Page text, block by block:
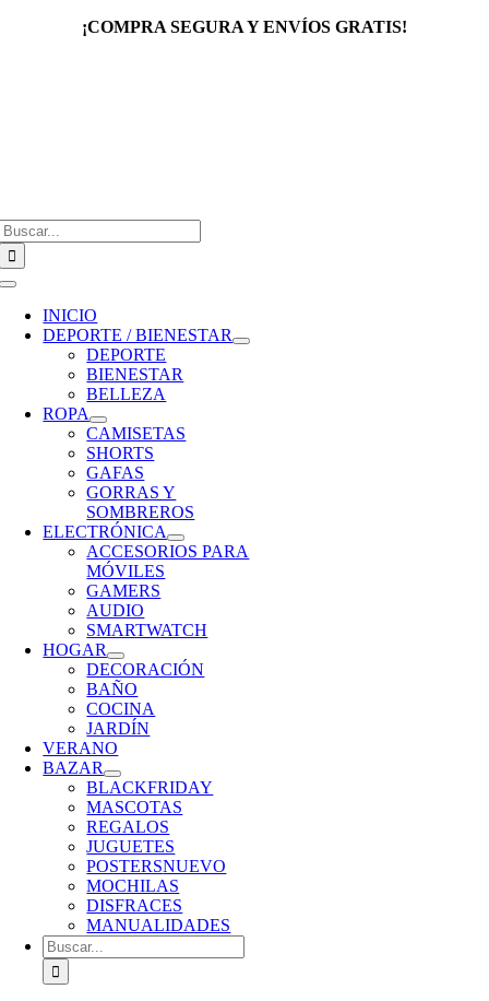
¡COMPRA SEGURA Y ENVÍOS GRATIS!
Toggle
Navigation
INICIO
DEPORTE / BIENESTAR
DEPORTE
BIENESTAR
BELLEZA
ROPA
CAMISETAS
SHORTS
GAFAS
GORRAS Y
SOMBREROS
ELECTRÓNICA
ACCESORIOS PARA
MÓVILES
GAMERS
AUDIO
SMARTWATCH
HOGAR
DECORACIÓN
BAÑO
COCINA
JARDÍN
VERANO
BAZAR
BLACKFRIDAY
MASCOTAS
REGALOS
JUGUETES
POSTERSNUEVO
MOCHILAS
DISFRACES
MANUALIDADES
Buscar: